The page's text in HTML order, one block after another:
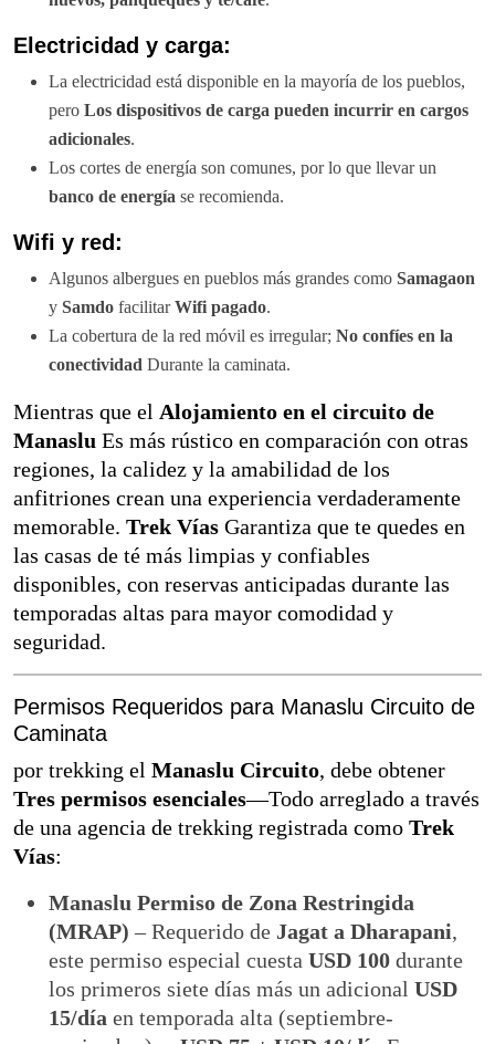
Electricidad y carga:
La electricidad está disponible en la mayoría de los pueblos,
pero Los dispositivos de carga pueden incurrir en cargos
adicionales.
Los cortes de energía son comunes, por lo que llevar un
banco de energía se recomienda.
Wifi y red:
Algunos albergues en pueblos más grandes como Samagaon
y Samdo facilitarWifi pagado.
La cobertura de la red móvil es irregular; No confíes en la
conectividad Durante la caminata.
Mientras que el Alojamiento en el circuito de
Manaslu Es más rústico en comparación con otras
regiones, la calidez y la amabilidad de los
anfitriones crean una experiencia verdaderamente
memorable. Trek Vías Garantiza que te quedes en
las casas de té más limpias y confiables
disponibles, con reservas anticipadas durante las
temporadas altas para mayor comodidad y
seguridad.
Permisos Requeridos para Manaslu Circuito de
Caminata
por trekking el Manaslu Circuito, debe obtener
Tres permisos esenciales—Todo arreglado a través
de una agencia de trekking registrada como Trek
Vías:
Manaslu Permiso de Zona Restringida
(MRAP) – Requerido de Jagat a Dharapani,
este permiso especial cuesta USD 100 durante
los primeros siete días más un adicional USD
15/día en temporada alta (septiembre-